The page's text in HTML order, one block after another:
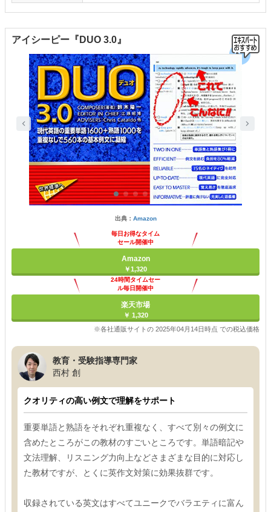
アイシーピー『DUO 3.0』
出典： Amazon
毎日お得なタイム
セール開催中
Amazon
￥1,320
24時間タイムセー
ル毎日開催中
楽天市場
￥ 1,320
※各社通販サイトの 2025年04月14日時点 での税込価格
教育・受験指導専門家
西村 創
クオリティの高い例文で理解をサポート
重要単語と熟語をそれぞれ重複なく、すべて別々の例文に
含めたところがこの教材のすごいところです。単語暗記や
文法理解、リスニング力向上などさまざまな目的に対応し
た教材ですが、とくに英作文対策に効果抜群です。
収録されている英文はすべてユニークでバラエティに富ん